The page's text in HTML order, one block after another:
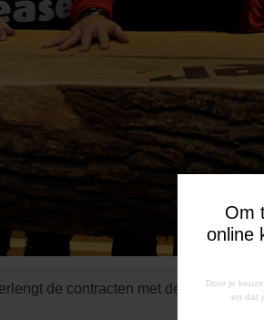
Om
online
Door je
en dat
de contracten met de